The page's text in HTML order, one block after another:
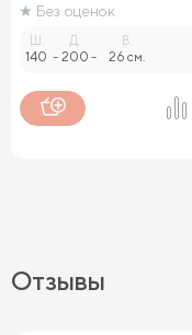
Без оценок
Ш.
140 -
Д.
200 -
В.
26 см.
Отзывы